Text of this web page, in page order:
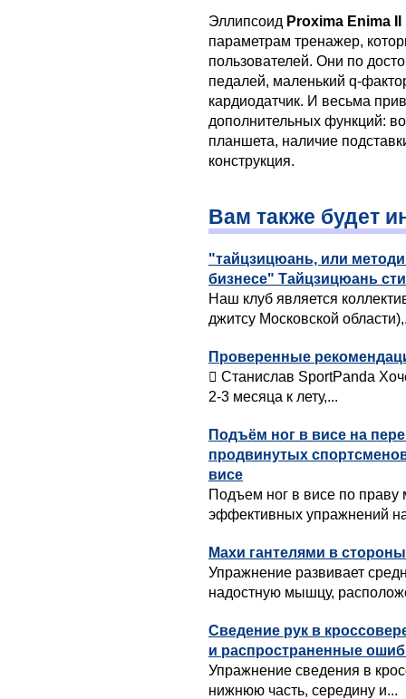
Эллипсоид Proxima Enima II
параметрам тренажер,
пользователей. Они по
педалей, маленький q-
кардиодатчик. И весьма
дополнительных функций:
планшета, наличие
конструкция.
Вам также будет
"тайцзицюань, или
бизнесе" Тайцзицюань
Наш клуб является
джитсу Московской
Проверенные
 Станислав SportPanda
2-3 месяца к лету,...
Подъём ног в висе на
продвинутых
висе
Подъем ног в висе по
эффективных упражнений
Махи гантелями в
Упражнение развивает
надостную мышцу,
Сведение рук в
и распространенные
Упражнение сведения в
нижнюю часть, середину и...